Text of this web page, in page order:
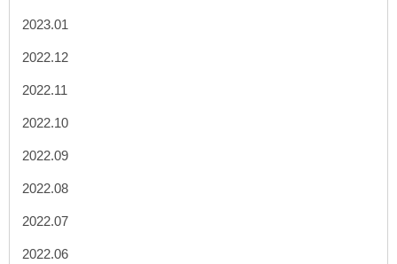
2023.01
2022.12
2022.11
2022.10
2022.09
2022.08
2022.07
2022.06